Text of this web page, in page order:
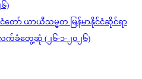
)
ငံတော် ယာယီသမ္မတ မြန်မာနိုင်ငံဆိုင်ရာ
က်ခံတွေ့ဆုံ (၂၆-၁-၂၀၂၆)